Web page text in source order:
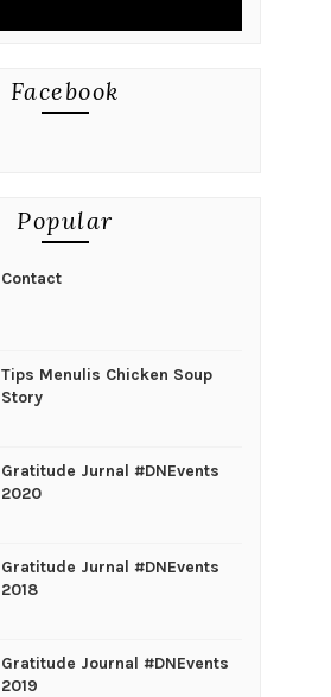
Facebook
Popular
Contact
Tips Menulis Chicken Soup
Story
Gratitude Jurnal #DNEvents
2020
Gratitude Jurnal #DNEvents
2018
Gratitude Journal #DNEvents
2019